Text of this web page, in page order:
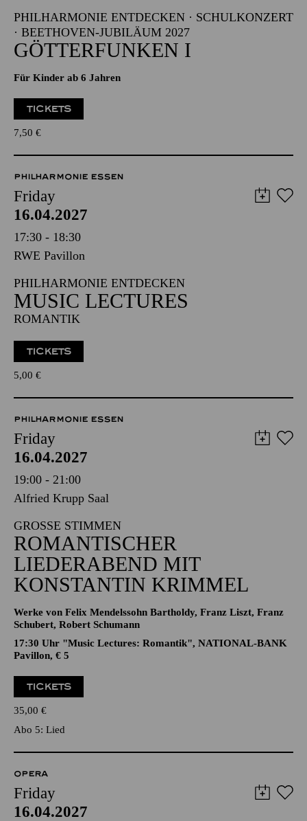
PHILHARMONIE ENTDECKEN · SCHULKONZERT
· BEETHOVEN-JUBILÄUM 2027
GÖTTERFUNKEN I
Für Kinder ab 6 Jahren
TICKETS
7,50 €
PHILHARMONIE ESSEN
Friday
16.04.2027
17:30 - 18:30
RWE Pavillon
PHILHARMONIE ENTDECKEN
MUSIC LECTURES
ROMANTIK
TICKETS
5,00 €
PHILHARMONIE ESSEN
Friday
16.04.2027
19:00 - 21:00
Alfried Krupp Saal
GROSSE STIMMEN
ROMANTISCHER
LIEDERABEND MIT
KONSTANTIN KRIMMEL
Werke von Felix Mendelssohn Bartholdy, Franz Liszt, Franz
Schubert, Robert Schumann
17:30 Uhr "Music Lectures: Romantik", NATIONAL-BANK
Pavillon, € 5
TICKETS
35,00 €
Abo 5: Lied
OPERA
Friday
16.04.2027